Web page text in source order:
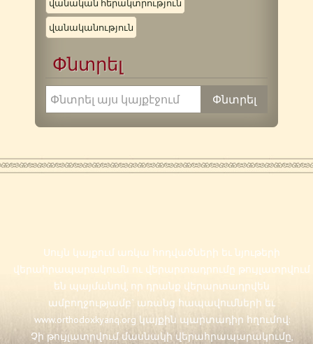
վանական հերակտրություն
վանականություն
Փնտրել
Սույն կայքում առկա հոդվածների եւ նյութերի
վերահրապարակումն ու վերարտադրումը թույլատրվում
են պայմանով, որ դրանք վերարտադրվեն
ամբողջությամբ` առանց հապավումների եւ
www.orthodoxkyanq.org կայքին պարտադիր հղումով:
Չի թույլատրվում մասնակի վերահրապարակումը,